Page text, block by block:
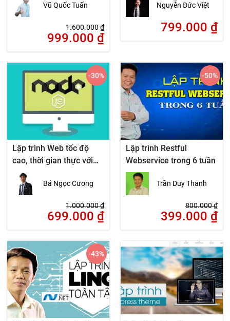
Vũ Quốc Tuấn
1.600.000₫
999.000 ₫
Nguyễn Đức Việt
799.000 ₫
Lập trình Web tốc độ
cao, thời gian thực với
NodeJS
Bá Ngọc Cương
1.000.000₫
699.000 ₫
-30%
Lập trình Restful
Webservice trong 6 tuần
Trần Duy Thanh
800.000₫
399.000 ₫
-50%
-43%